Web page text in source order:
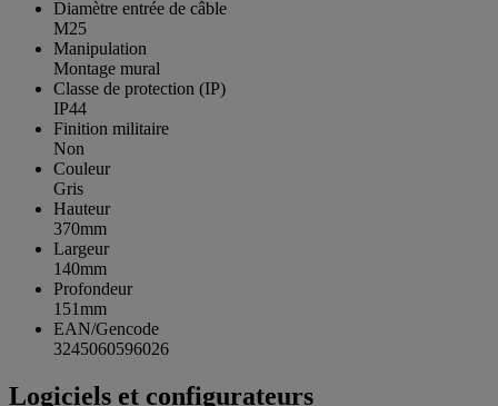
Diamètre entrée de câble
M25
Manipulation
Montage mural
Classe de protection (IP)
IP44
Finition militaire
Non
Couleur
Gris
Hauteur
370mm
Largeur
140mm
Profondeur
151mm
EAN/Gencode
3245060596026
Logiciels et configurateurs